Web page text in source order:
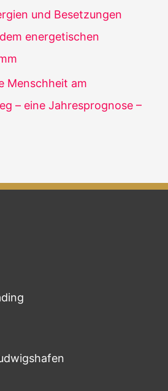
und Besetzungen
energetischen
Menschheit am
– eine Jahresprognose –